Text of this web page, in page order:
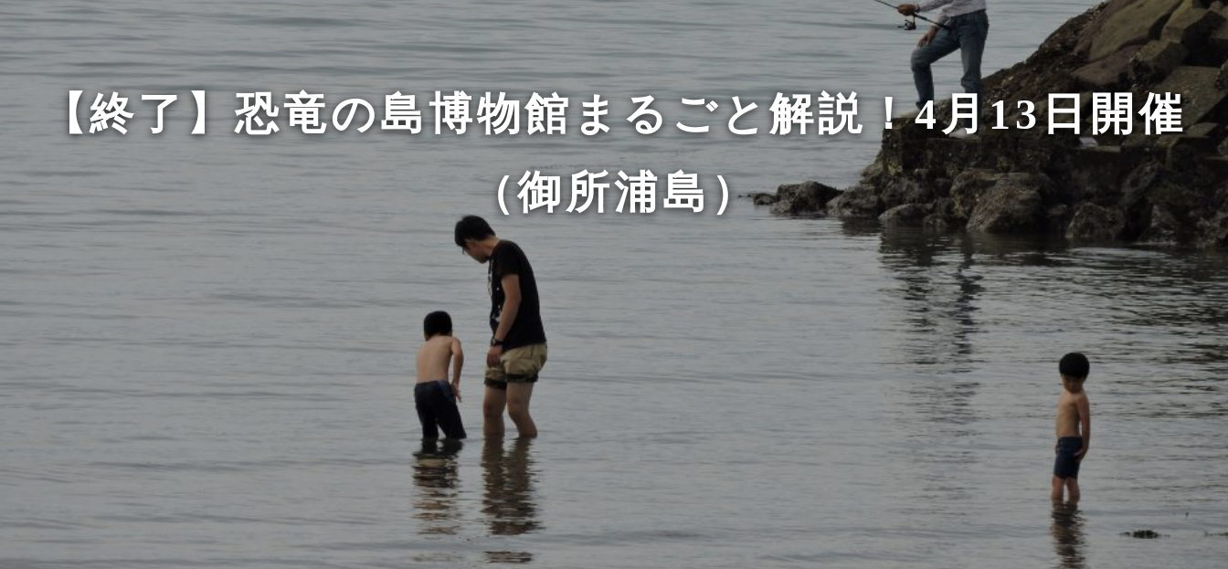
【終了】恐竜の島博物館まるごと解説！4月13日開催
（御所浦島）